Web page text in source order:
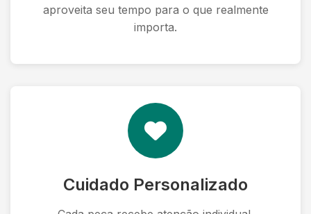
aproveita seu tempo para o que realmente
importa.
Cuidado Personalizado